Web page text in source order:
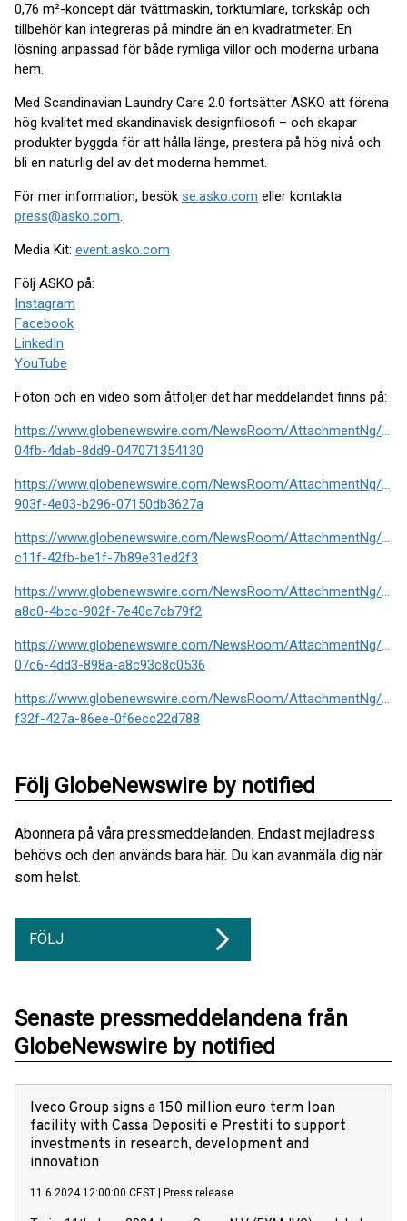
0,76 m²-koncept där tvättmaskin, torktumlare, torkskåp och
tillbehör kan integreras på mindre än en kvadratmeter. En
lösning anpassad för både rymliga villor och moderna urbana
hem.
Med Scandinavian Laundry Care 2.0 fortsätter ASKO att förena
hög kvalitet med skandinavisk designfilosofi – och skapar
produkter byggda för att hålla länge, prestera på hög nivå och
bli en naturlig del av det moderna hemmet.
För mer information, besök se.asko.com eller kontakta
press@asko.com.
Media Kit: event.asko.com
Följ ASKO på:
Instagram
Facebook
LinkedIn
YouTube
Foton och en video som åtföljer det här meddelandet finns på:
https://www.globenewswire.com/NewsRoom/AttachmentNg/
04fb-4dab-8dd9-047071354130
https://www.globenewswire.com/NewsRoom/AttachmentNg/
903f-4e03-b296-07150db3627a
https://www.globenewswire.com/NewsRoom/AttachmentNg/
c11f-42fb-be1f-7b89e31ed2f3
https://www.globenewswire.com/NewsRoom/AttachmentNg/
a8c0-4bcc-902f-7e40c7cb79f2
https://www.globenewswire.com/NewsRoom/AttachmentNg/
07c6-4dd3-898a-a8c93c8c0536
https://www.globenewswire.com/NewsRoom/AttachmentNg/
f32f-427a-86ee-0f6ecc22d788
Följ GlobeNewswire by notified
Abonnera på våra pressmeddelanden. Endast mejladress
behövs och den används bara här. Du kan avanmäla dig när
som helst.
FÖLJ
Senaste pressmeddelandena från
GlobeNewswire by notified
Iveco Group signs a 150 million euro term loan
facility with Cassa Depositi e Prestiti to support
investments in research, development and
innovation
11.6.2024 12:00:00 CEST Press release